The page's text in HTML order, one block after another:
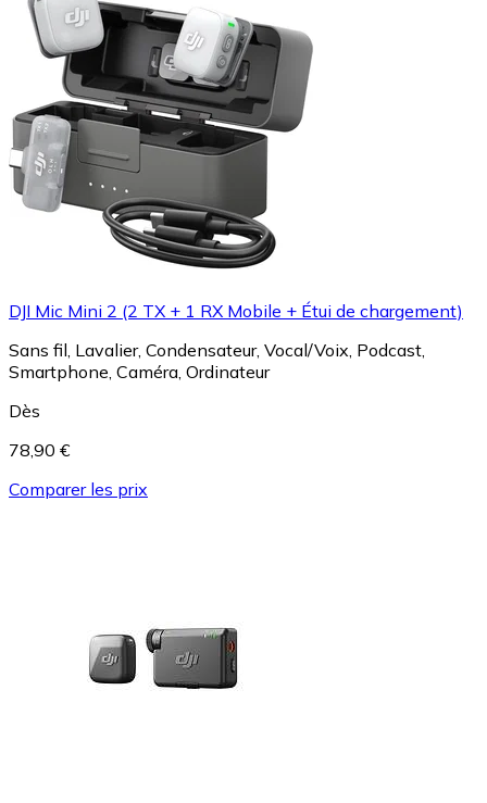
DJI Mic Mini 2 (2 TX + 1 RX Mobile + Étui de chargement)
Sans fil, Lavalier, Condensateur, Vocal/Voix, Podcast,
Smartphone, Caméra, Ordinateur
Dès
78,90 €
Comparer les prix